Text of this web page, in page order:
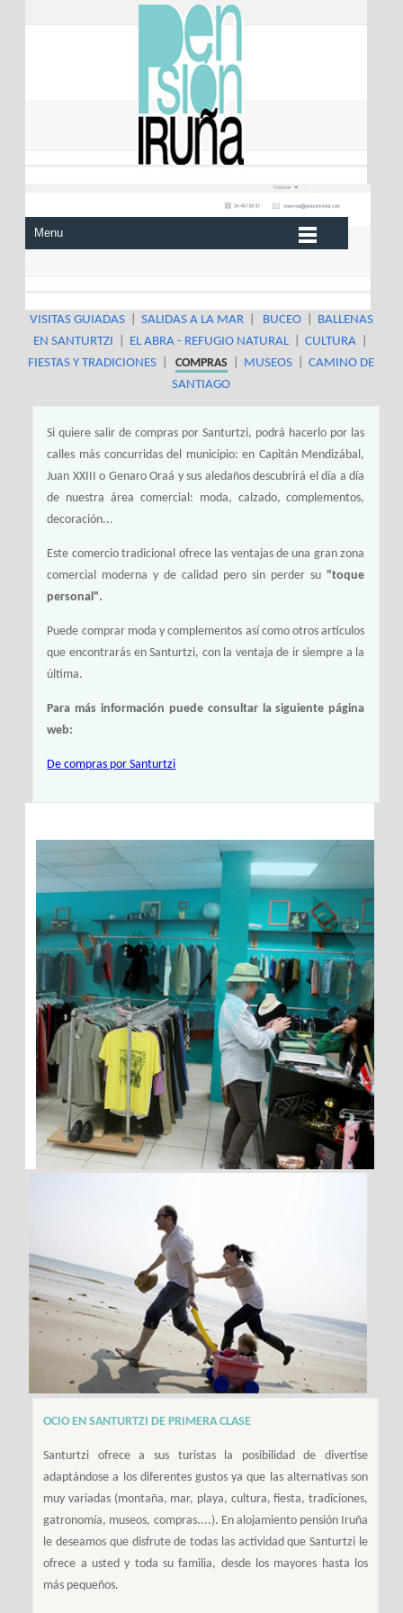
Menu
VISITAS GUIADAS| SALIDAS A LA MAR| BUCEO| BALLENAS
EN SANTURTZI
EL ABRA - REFUGIO NATURAL| CULTURA|
FIESTAS Y TRADICIONES |COMPRAS MUSEOS |CAMINO DE
SANTIAGO
Si quiere salir de compras por Santurtzi, podrá hacerlo por las
calles más concurridas del municipio: en Capitán Mendizábal,
Juan XXIII o Genaro Oraá y sus aledaños descubrirá el día a día
de nuestra área comercial: moda, calzado, complementos,
decoración...
Este comercio tradicional ofrece las ventajas de una gran zona
comercial moderna y de calidad pero sin perder su "toque
personal".
Puede comprar moda y complementos así como otros artículos
que encontrarás en Santurtzi, con la ventaja de ir siempre a la
última.
Para más información puede consultar la siguiente página
web:
De compras por Santurtzi
OCIO EN SANTURTZI DE PRIMERA CLASE
Santurtzi ofrece a sus turistas la posibilidad de divertise
adaptándose a los diferentes gustos ya que las alternativas son
muy variadas (montaña, mar, playa, cultura, fiesta, tradiciones,
gatronomía, museos, compras....). En alojamiento pensión Iruña
le deseamos que disfrute de todas las actividad que Santurtzi le
ofrece a usted y toda su familia, desde los mayores hasta los
más pequeños.